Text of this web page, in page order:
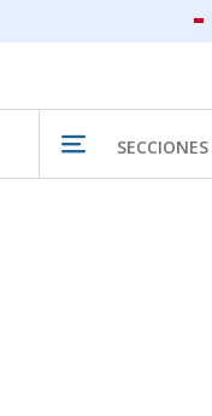
SECCIONES